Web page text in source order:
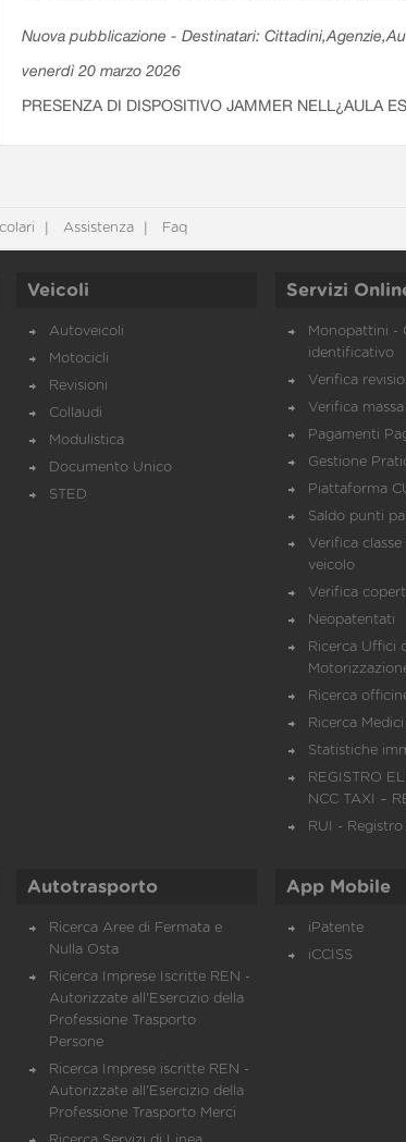
Nuova pubblicazione - Destinatari:
venerdì 20 marzo 2026
PRESENZA DI DISPOSITIVO JAMMER NELL¿AULA
Assistenza Faq
Veicoli
Autoveicoli
Motocicli
Revisioni
Collaudi
Modulistica
Documento Unico
STED
Servizi
Monopattini -
identificativo
Verifica
Verifica
Pagamenti
Gestione
Piattaforma
Saldo punti
Verifica
veicolo
Verifica
Neopatentati
Ricerca Uffici
Ricerca
Ricerca
Statistiche
REGISTRO
NCC TAXI –
RUI -
Autotrasporto
Ricerca Aree di Fermata e
Nulla Osta
Ricerca Imprese Iscritte REN -
Autorizzate all'Esercizio della
Professione Trasporto
Persone
Ricerca Imprese iscritte REN -
Autorizzate all'Esercizio della
Professione Trasporto Merci
App Mobile
iPatente
iCCISS